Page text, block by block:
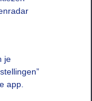
je
app.